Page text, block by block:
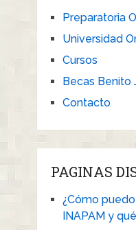
Preparatoria
Universidad
Cursos
Becas Benito
Contacto
PAGINAS
¿Cómo
INAPAM y